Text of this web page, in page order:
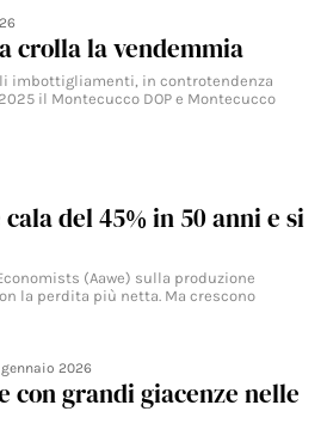
crolla la vendemmia
imbottigliamenti, in controtendenza
il Montecucco DOP e Montecucco
del 45% in 50 anni e si
(Aawe) sulla produzione
la perdita più netta. Ma crescono
gennaio 2026
grandi giacenze nelle